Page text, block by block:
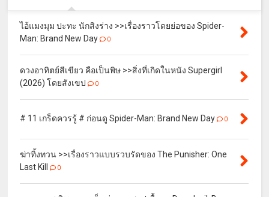
ไอ้แมงมุม ปะทะ นักสิงร่าง >>เรื่องราวโดยย่อของ Spider-
Man: Brand New Day
0
ดวงอาทิตย์สีเขียว คือเป็นพิษ >>สิ่งที่เกิดในหนัง Supergirl
(2026) โดยสังเขป
0
# 11 เกร็ดควรรู้ # ก่อนดู Spider-Man: Brand New Day 0
ฆ่าทิ้งทวน >>เรื่องราวแบบรวบรัดของ The Punisher: One
Last Kill
0